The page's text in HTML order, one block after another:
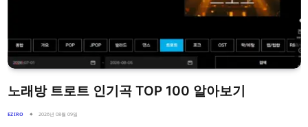
노래방 트로트 인기곡 TOP 100 알아보기
EZIRO 2026년 08월 09일